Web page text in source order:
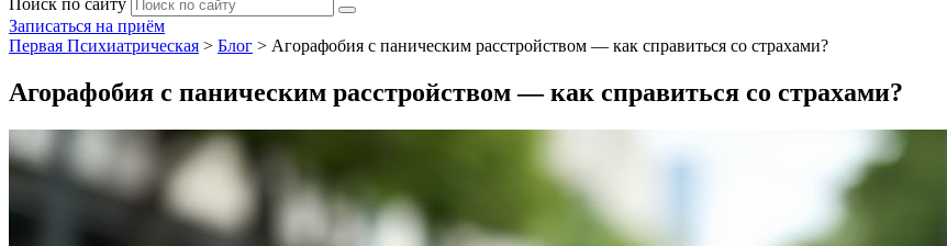
Поиск по сайту
Записаться на приём
Первая Психиатрическая > Блог > Агорафобия с паническим расстройством — как справиться со страхами?
Агорафобия с паническим расстройством — как справиться со страхами?